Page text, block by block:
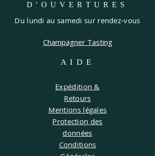
D'OUVERTURES
Du lundi au samedi sur rendez-vous
Champagner Tasting
AIDE
Expédition &
Retours
Mentions légales
Protection des
données
Conditions